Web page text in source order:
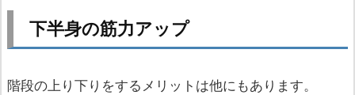
下半身の筋力アップ
階段の上り下りをするメリットは他にもあります。